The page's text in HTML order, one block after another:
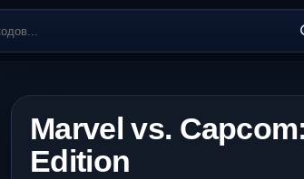
Marvel vs.
Edition